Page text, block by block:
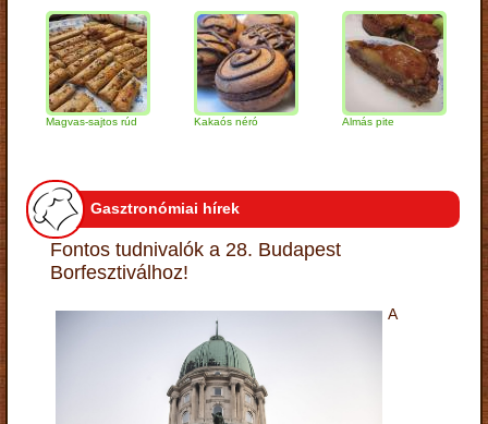
Magvas-sajtos rúd Kakaós néró Almás pite
Gasztronómiai hírek
Fontos tudnivalók a 28. Budapest
Borfesztiválhoz!
A